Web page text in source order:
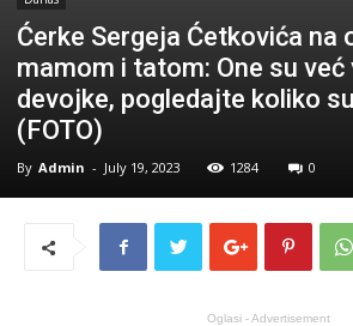
Ćerke Sergeja Ćetkovića na
mamom i tatom: One su već
devojke, pogledajte koliko
(FOTO)
By Admin - July 19, 2023 1284 0
Oglasi - Advertisement